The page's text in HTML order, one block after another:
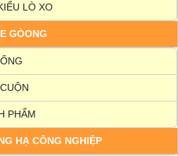
LÒ XO
GÒONG
PHẨM
HẠ CÔNG NGHIỆP